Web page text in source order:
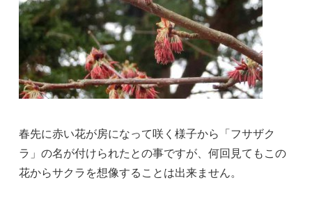
春先に赤い花が房になって咲く様子から「フサザク
ラ」の名が付けられたとの事ですが、何回見てもこの
花からサクラを想像することは出来ません。